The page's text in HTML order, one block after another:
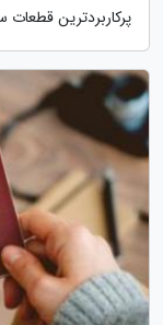
پرکاربردترین